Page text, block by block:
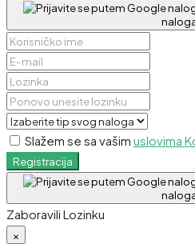
Slažem se sa vašim uslovima
Registracija
Zaboravili Lozinku
×